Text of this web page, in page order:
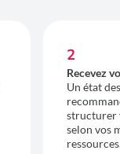
2
Recevez
Un état
structurer
selon vos